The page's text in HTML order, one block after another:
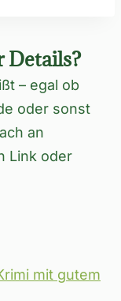
Details?
– egal ob
oder sonst
an
Link oder
mit gutem